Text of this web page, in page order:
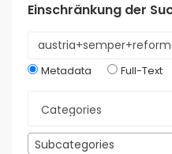
Einschränkung der
Metadata Full-Text
Subcategories